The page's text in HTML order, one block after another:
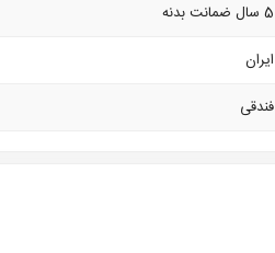
5 سال ضمانت بدنه
ایران
فندقی